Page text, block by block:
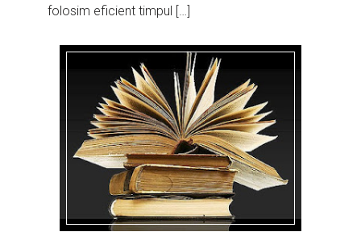
folosim eficient timpul […]